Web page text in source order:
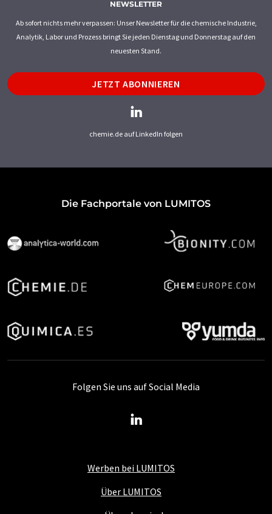
NEWSLETTER
Ab sofort nichts mehr verpassen: Unser Newsletter für die chemische Industrie,
Analytik, Labor und Prozess bringt Sie jeden Dienstag und Donnerstag auf den
neuesten Stand.
JETZT ABONNIEREN
chemie.de auf LinkedIn folgen
Die Fachportale von LUMITOS
Werben bei LUMITOS
Über LUMITOS
Folgen Sie uns auf Social Media